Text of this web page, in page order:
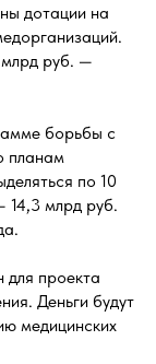
дотации на
руб. —
борьбы с
планам
по 10
14,3 млрд руб.
проекта
Деньги будут
медицинских